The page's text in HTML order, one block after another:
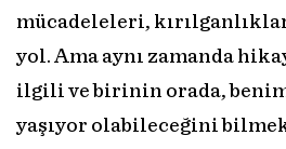
mücadeleleri,
yol. Ama aynı zamanda
ilgili ve birinin orada,
yaşıyor olabileceğini